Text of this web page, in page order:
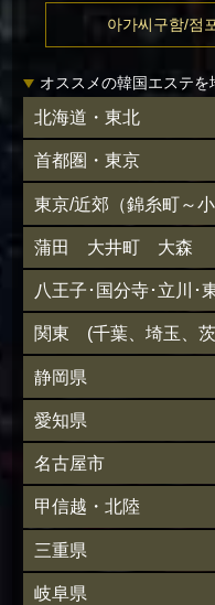
아가씨구함/점
オススメの韓国エステを
北海道・東北
首都圏・東京
東京/近郊（錦糸町～小
蒲田 大井町 大森
八王子･国分寺･立川･
関東 (千葉、埼玉、
静岡県
愛知県
名古屋市
甲信越・北陸
三重県
岐阜県